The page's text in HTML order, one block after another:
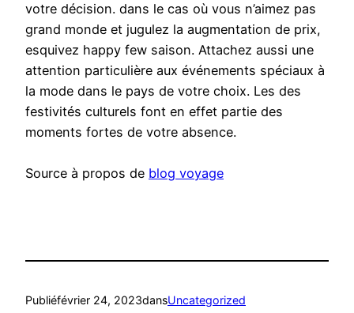
votre décision. dans le cas où vous n’aimez pas
grand monde et jugulez la augmentation de prix,
esquivez happy few saison. Attachez aussi une
attention particulière aux événements spéciaux à
la mode dans le pays de votre choix. Les des
festivités culturels font en effet partie des
moments fortes de votre absence.
Source à propos de blog voyage
Publiéfévrier 24, 2023dansUncategorized